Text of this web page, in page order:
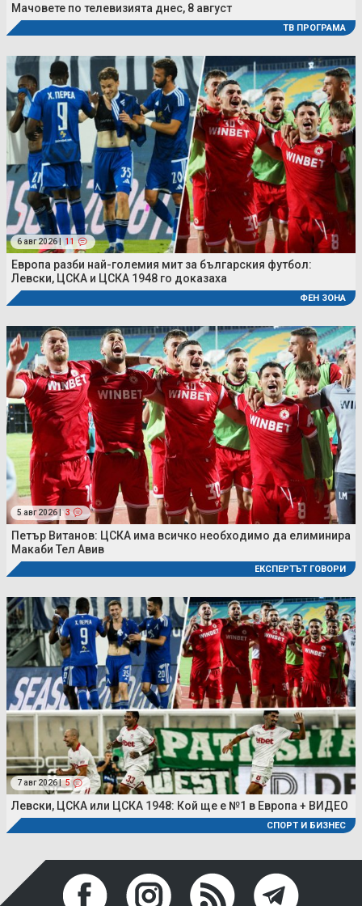
Мачовете по телевизията днес, 8 август
ТВ ПРОГРАМА
6 авг 2026 | 11
Европа разби най-големия мит за българския футбол:
Левски, ЦСКА и ЦСКА 1948 го доказаха
ФЕН ЗОНА
5 авг 2026 | 3
Петър Витанов: ЦСКА има всичко необходимо да елиминира
Макаби Тел Авив
ЕКСПЕРТЪТ ГОВОРИ
7 авг 2026 | 5
Левски, ЦСКА или ЦСКА 1948: Кой ще е №1 в Европа + ВИДЕО
СПОРТ И БИЗНЕС